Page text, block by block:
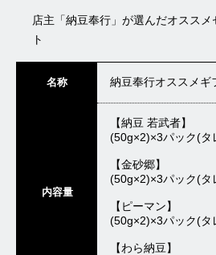
店主「納豆奉行」が選んだオスス
ト
名称 納豆奉行オススメギ
内容量
【納豆 若武者】
(50g×2)×3パック(タ
【金砂郷】
(50g×2)×3パック(タ
【ピーマン】
(50g×2)×3パック(タ
【わら納豆】